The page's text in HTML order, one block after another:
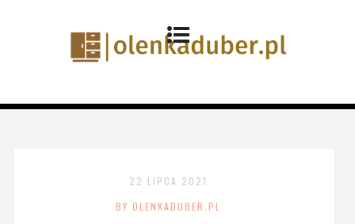
22 LIPCA 2021
BY OLENKADUBER.PL